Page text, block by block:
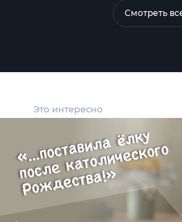
Это интересно
Смотреть